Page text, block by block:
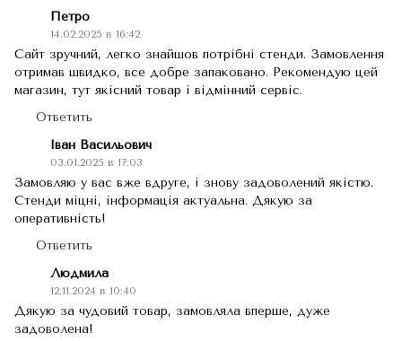
Петро
14.02.2025 в 16:42
Сайт зручний, легко знайшов потрібні стенди. Замовлення
отримав швидко, все добре запаковано. Рекомендую цей
магазин, тут якісний товар і відмінний сервіс.
Ответить
Іван Васильович
03.01.2025 в 17:03
Замовляю у вас вже вдруге, і знову задоволений якістю.
Стенди міцні, інформація актуальна. Дякую за
оперативність!
Ответить
Людмила
12.11.2024 в 10:40
Дякую за чудовий товар, замовляла вперше, дуже
задоволена!